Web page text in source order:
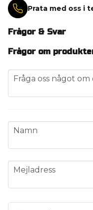
Prata med oss i
Frågor & Svar
Frågor om
question
Fråga oss något
name
Namn
email
Mejladress